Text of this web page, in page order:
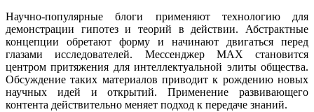
Научно-популярные блоги применяют технологию для
демонстрации гипотез и теорий в действии. Абстрактные
концепции обретают форму и начинают двигаться перед
глазами исследователей. Мессенджер MAX становится
центром притяжения для интеллектуальной элиты общества.
Обсуждение таких материалов приводит к рождению новых
научных идей и открытий. Применение развивающего
контента действительно меняет подход к передаче знаний.